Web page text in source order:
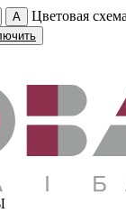
A Цветовая схема